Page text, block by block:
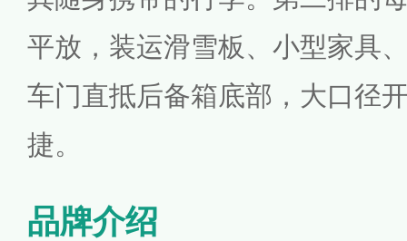
平放，装运滑雪板、小型家具
车门直抵后备箱底部，大口径
捷。
品牌介绍